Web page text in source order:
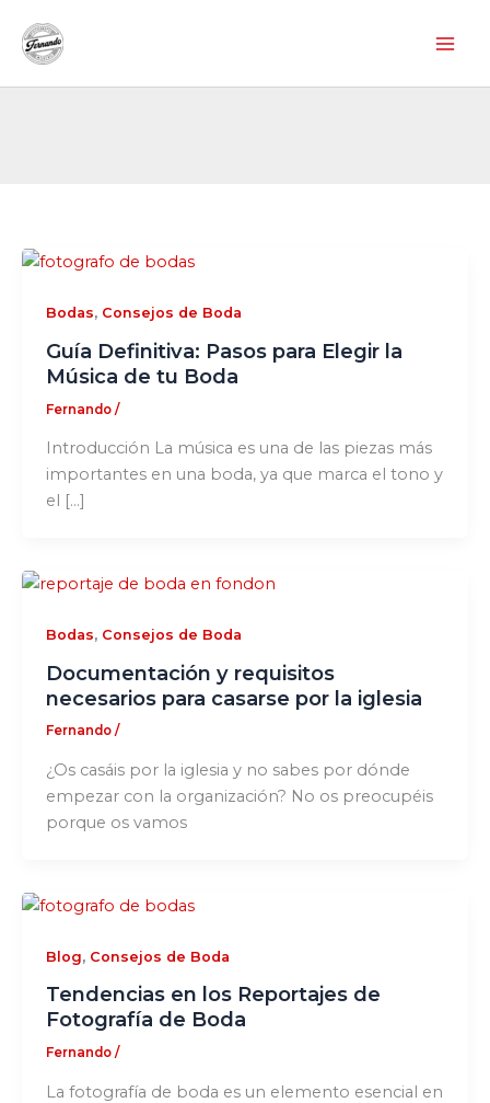
contenido
Bodas, Consejos de Boda
Guía Definitiva: Pasos para Elegir la
Música de tu Boda
Fernando /
Introducción La música es una de las piezas más
importantes en una boda, ya que marca el tono y
el […]
Bodas, Consejos de Boda
Documentación y requisitos
necesarios para casarse por la iglesia
Fernando /
¿Os casáis por la iglesia y no sabes por dónde
empezar con la organización? No os preocupéis
porque os vamos
Blog, Consejos de Boda
Tendencias en los Reportajes de
Fotografía de Boda
Fernando /
La fotografía de boda es un elemento esencial en